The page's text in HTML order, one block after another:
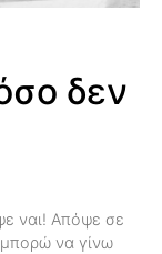
δεν
ναι! Απόψε σε
να γίνω